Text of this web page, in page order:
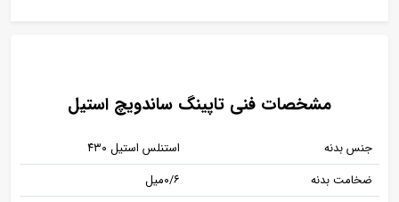
مشخصات فنی تاپینگ ساندویچ استیل
جنس بدنه
استنلس استیل ۴۳۰
ضخامت بدنه
۰/۶میل